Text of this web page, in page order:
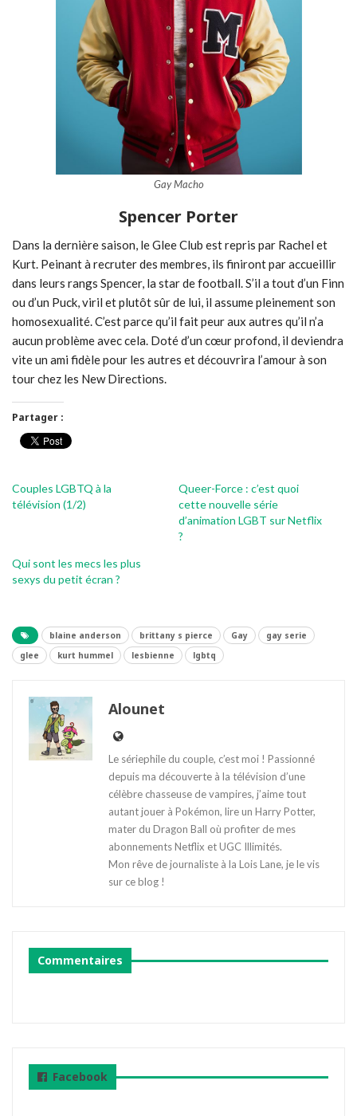
Gay Macho
Spencer Porter
Dans la dernière saison, le Glee Club est repris par Rachel et
Kurt. Peinant à recruter des membres, ils finiront par accueillir
dans leurs rangs Spencer, la star de football. S’il a tout d’un Finn
ou d’un Puck, viril et plutôt sûr de lui, il assume pleinement son
homosexualité. C’est parce qu’il fait peur aux autres qu’il n’a
aucun problème avec cela. Doté d’un cœur profond, il deviendra
vite un ami fidèle pour les autres et découvrira l’amour à son
tour chez les New Directions.
Partager :
Couples LGBTQ à la
télévision (1/2)
Queer-Force : c’est quoi
cette nouvelle série
d’animation LGBT sur Netflix
?
Qui sont les mecs les plus
sexys du petit écran ?
blaine anderson brittany s pierce Gay
gay serie
glee
kurt hummel lesbienne lgbtq
Alounet
Le sériephile du couple, c’est moi ! Passionné
depuis ma découverte à la télévision d’une
célèbre chasseuse de vampires, j’aime tout
autant jouer à Pokémon, lire un Harry Potter,
mater du Dragon Ball où profiter de mes
abonnements Netflix et UGC Illimités.
Mon rêve de journaliste à la Lois Lane, je le vis
sur ce blog !
Commentaires
Facebook